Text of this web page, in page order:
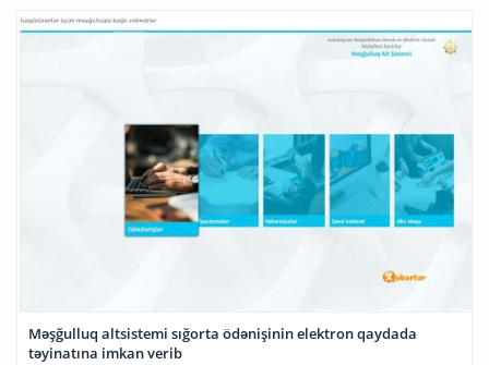
Məşğulluq altsistemi sığorta ödənişinin elektron qaydada
təyinatına imkan verib